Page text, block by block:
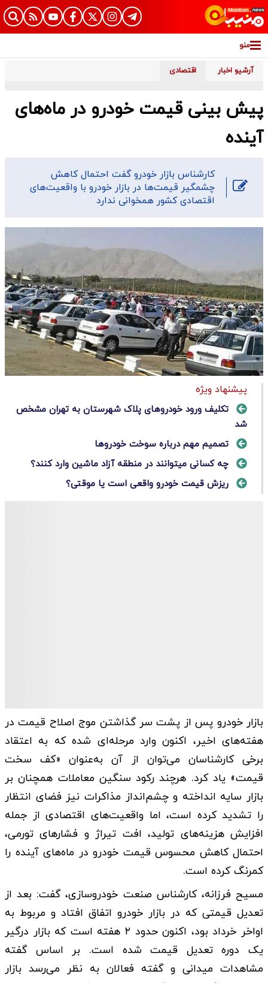
منو
آرشیو اخبار اقتصادی
پیش بینی قیمت خودرو در ماه‌های
آینده
کارشناس بازار خودرو گفت احتمال کاهش
چشمگیر قیمت‌ها در بازار خودرو با واقعیت‌های
اقتصادی کشور همخوانی ندارد
پیشنهاد ویژه
تکلیف ورود خودروهای پلاک شهرستان به تهران مشخص
شد
تصمیم مهم درباره سوخت خودرو‌ها
چه کسانی میتوانند در منطقه آزاد ماشین وارد کنند؟
ریزش قیمت‌ خودرو واقعی است یا موقتی؟
بازار خودرو پس از پشت سر گذاشتن موج اصلاح قیمت در
هفته‌های اخیر، اکنون وارد مرحله‌ای شده که به اعتقاد
برخی کارشناسان می‌توان از آن به‌عنوان «کف سخت
قیمت» یاد کرد. هرچند رکود سنگین معاملات همچنان بر
بازار سایه انداخته و چشم‌انداز مذاکرات نیز فضای انتظار
را تشدید کرده است، اما واقعیت‌های اقتصادی از جمله
افزایش هزینه‌های تولید، افت تیراژ و فشار‌های تورمی،
احتمال کاهش محسوس قیمت خودرو در ماه‌های آینده را
کمرنگ کرده است.
مسیح فرزانه، کارشناس صنعت خودروسازی، گفت: بعد از
تعدیل قیمتی که در بازار خودرو اتفاق افتاد و مربوط به
اواخر خرداد بود، اکنون حدود ۲ هفته است که بازار درگیر
یک دوره تعدیل قیمت شده است. بر اساس گفته
مشاهدات میدانی و گفته فعالان به نظر می‌رسد بازار